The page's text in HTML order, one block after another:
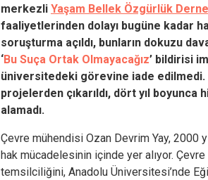
merkezli Yaşam Bellek Özgürlük
faaliyetlerinden dolayı bugüne kadar
soruşturma açıldı, bunların dokuzu
‘Bu Suça Ortak Olmayacağız’ bildirisi
üniversitedeki görevine iade edilmedi.
projelerden çıkarıldı, dört yıl
alamadı.
Çevre mühendisi Ozan Devrim Yay, 2000
hak mücadelesinin içinde yer alıyor.
temsilciliğini, Anadolu Üniversitesi’nde